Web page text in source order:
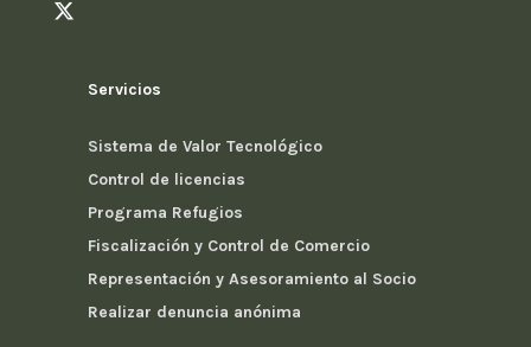
Servicios
Sistema de Valor Tecnológico
Control de licencias
Programa Refugios
Fiscalización y Control de Comercio
Representación y Asesoramiento al Socio
Realizar denuncia anónima